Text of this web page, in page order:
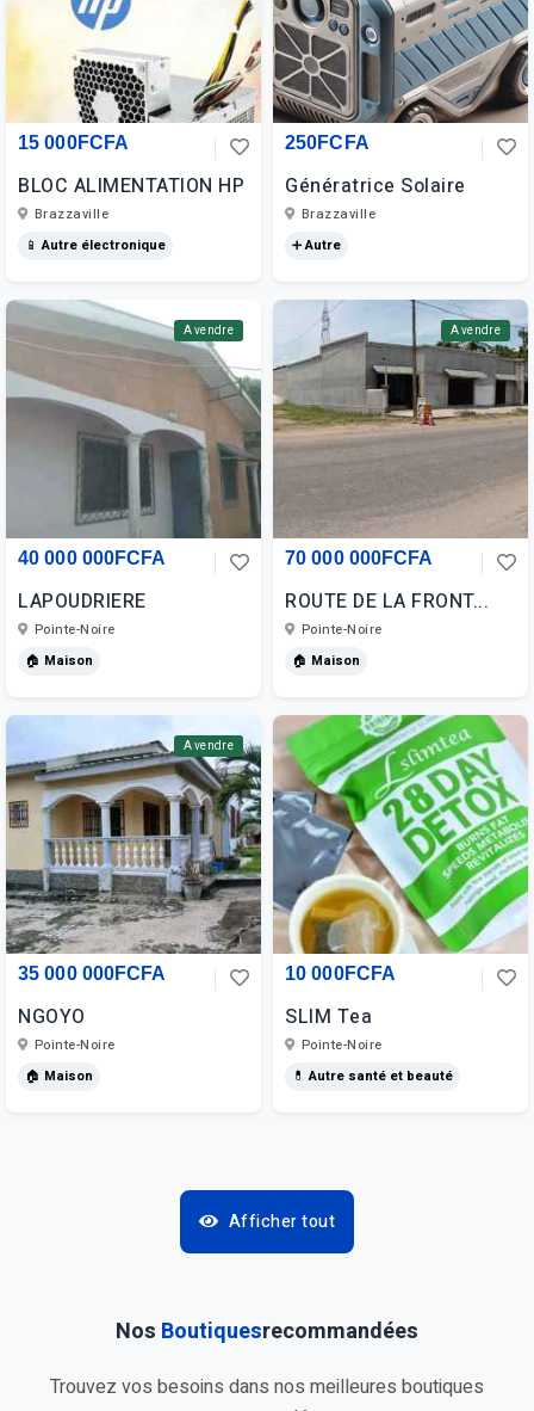
15 000FCFA
BLOC ALIMENTATION HP
Brazzaville
📱 Autre électronique
250FCFA
Génératrice Solaire
Brazzaville
➕ Autre
A vendre
40 000 000FCFA
LAPOUDRIERE
Pointe-Noire
🏠 Maison
A vendre
70 000 000FCFA
ROUTE DE LA FRONT...
Pointe-Noire
🏠 Maison
A vendre
35 000 000FCFA
NGOYO
Pointe-Noire
🏠 Maison
10 000FCFA
SLIM Tea
Pointe-Noire
💊 Autre santé et beauté
Afficher tout
Nos Boutiquesrecommandées
Trouvez vos besoins dans nos meilleures boutiques